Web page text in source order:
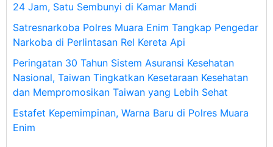
24 Jam, Satu Sembunyi di Kamar Mandi
Satresnarkoba Polres Muara Enim Tangkap Pengedar
Narkoba di Perlintasan Rel Kereta Api
Peringatan 30 Tahun Sistem Asuransi Kesehatan
Nasional, Taiwan Tingkatkan Kesetaraan Kesehatan
dan Mempromosikan Taiwan yang Lebih Sehat
Estafet Kepemimpinan, Warna Baru di Polres Muara
Enim